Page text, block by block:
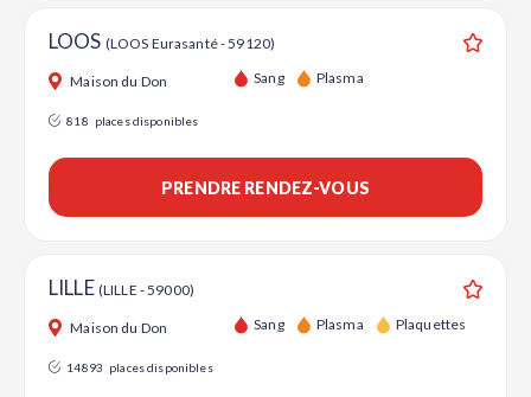
LOOS (LOOS Eurasanté - 59120)
Maison du Don Sang Plasma
818 places disponibles
PRENDRE RENDEZ-VOUS
LILLE (LILLE - 59000)
Maison du Don Sang Plasma Plaquettes
14893 places disponibles